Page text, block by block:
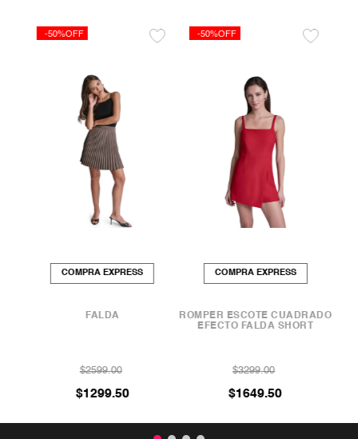
-50%OFF
COMPRA EXPRESS
FALDA
$2599.00
$1299.50
-50%OFF
COMPRA EXPRESS
ROMPER ESCOTE CUADRADO
EFECTO FALDA SHORT
$3299.00
$1649.50